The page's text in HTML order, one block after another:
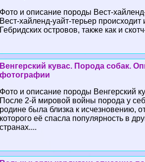
Фото и описание породы Вест-
Вест-хайленд-уайт-терьер
Гебридских островов, также как и
Венгерский кувас. Порода собак.
фотографии
Фото и описание породы Венгерский
После 2-й мировой войны порода у
родине была близка к исчезновению,
которого её спасла популярность в
странах....